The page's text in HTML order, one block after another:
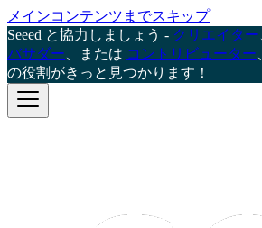
メインコンテンツまでスキップ
Seeed と協力しましょう - クリエイター
バサダー 、または コントリビューター
の役割がきっと見つかります！